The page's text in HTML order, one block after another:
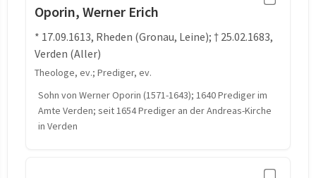
Oporin, Werner Erich
* 17.09.1613, Rheden (Gronau, Leine); † 25.02.1683,
Verden (Aller)
Theologe, ev.; Prediger, ev.
Sohn von Werner Oporin (1571-1643); 1640 Prediger im
Amte Verden; seit 1654 Prediger an der Andreas-Kirche
in Verden